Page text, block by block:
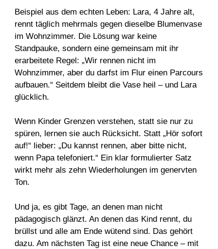
Beispiel aus dem echten Leben: Lara, 4 Jahre alt,
rennt täglich mehrmals gegen dieselbe Blumenvase
im Wohnzimmer. Die Lösung war keine
Standpauke, sondern eine gemeinsam mit ihr
erarbeitete Regel: „Wir rennen nicht im
Wohnzimmer, aber du darfst im Flur einen Parcours
aufbauen.“ Seitdem bleibt die Vase heil – und Lara
glücklich.
Wenn Kinder Grenzen verstehen, statt sie nur zu
spüren, lernen sie auch Rücksicht. Statt „Hör sofort
auf!“ lieber: „Du kannst rennen, aber bitte nicht,
wenn Papa telefoniert.“ Ein klar formulierter Satz
wirkt mehr als zehn Wiederholungen im genervten
Ton.
Und ja, es gibt Tage, an denen man nicht
pädagogisch glänzt. An denen das Kind rennt, du
brüllst und alle am Ende wütend sind. Das gehört
dazu. Am nächsten Tag ist eine neue Chance – mit